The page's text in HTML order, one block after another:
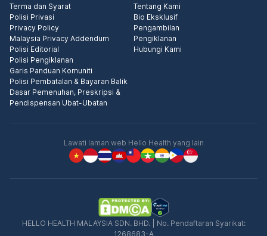
Terma dan Syarat
Polisi Privasi
Privacy Policy
Malaysia Privacy Addendum
Polisi Editorial
Polisi Pengiklanan
Garis Panduan Komuniti
Polisi Pembatalan & Bayaran Balik
Dasar Pemenuhan, Preskripsi &
Pendispensan Ubat-Ubatan
Tentang Kami
Bio Eksklusif
Pengambilan
Pengiklanan
Hubungi Kami
Lawati laman web Hello Health yang lain
HELLO HEALTH MALAYSIA SDN. BHD. | No. Pendaftaran Syarikat:
1268683-A